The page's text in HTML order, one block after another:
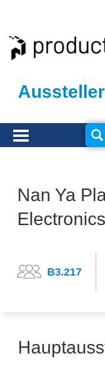
Nan Ya
B3.217